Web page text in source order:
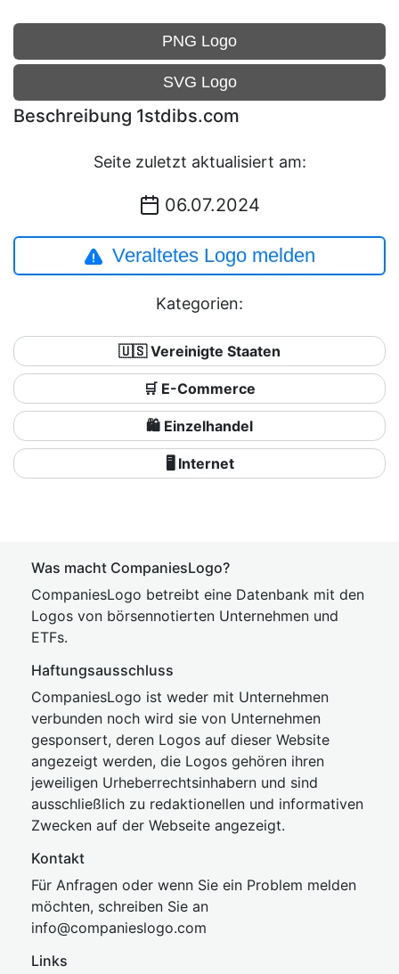
PNG Logo
SVG Logo
Beschreibung 1stdibs.com
Seite zuletzt aktualisiert am:
06.07.2024
Veraltetes Logo melden
Kategorien:
🇺🇸 Vereinigte Staaten
🛒 E-Commerce
🛍️ Einzelhandel
🖥️ Internet
Was macht CompaniesLogo?
CompaniesLogo betreibt eine Datenbank mit den
Logos von börsennotierten Unternehmen und
ETFs.
Haftungsausschluss
CompaniesLogo ist weder mit Unternehmen
verbunden noch wird sie von Unternehmen
gesponsert, deren Logos auf dieser Website
angezeigt werden, die Logos gehören ihren
jeweiligen Urheberrechtsinhabern und sind
ausschließlich zu redaktionellen und informativen
Zwecken auf der Webseite angezeigt.
Kontakt
Für Anfragen oder wenn Sie ein Problem melden
möchten, schreiben Sie an
info@companieslogo.com
Links